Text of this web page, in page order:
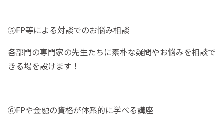
⑤FP等による対談でのお悩み相談
各部門の専門家の先生たちに素朴な疑問やお悩みを相談で
きる場を設けます！
⑥FPや金融の資格が体系的に学べる講座